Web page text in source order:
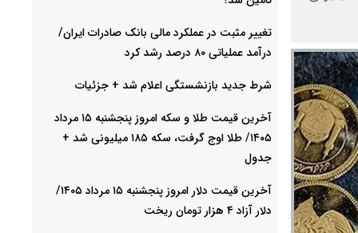
تغییر مثبت در عملکرد مالی بانک صادرات ایران/
درآمد عملیاتی ۸۰ درصد رشد کرد
شرط جدید بازنشستگی اعلام شد + جزئیات
آخرین قیمت طلا و سکه امروز پنجشنبه ۱۵ مرداد
۱۴۰۵/ طلا اوج گرفت، سکه ۱۸۵ میلیونی شد +
جدول
آخرین قیمت دلار امروز پنجشنبه ۱۵ مرداد ۱۴۰۵/
دلار آزاد ۴ هزار تومان ریخت